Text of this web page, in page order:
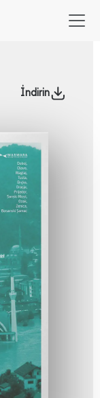
İndirin